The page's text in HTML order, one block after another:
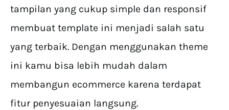
tampilan yang cukup simple dan responsif
membuat template ini menjadi salah satu
yang terbaik. Dengan menggunakan theme
ini kamu bisa lebih mudah dalam
membangun ecommerce karena terdapat
fitur penyesuaian langsung.